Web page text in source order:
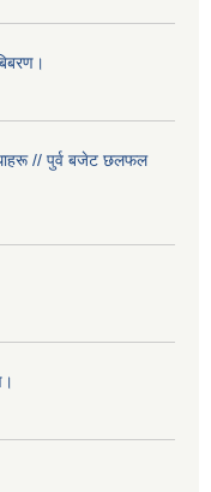
// पुर्व बजेट छलफल